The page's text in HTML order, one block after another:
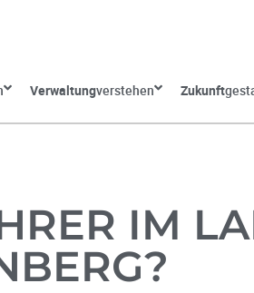
Verwaltungverstehen Zukunft
IM